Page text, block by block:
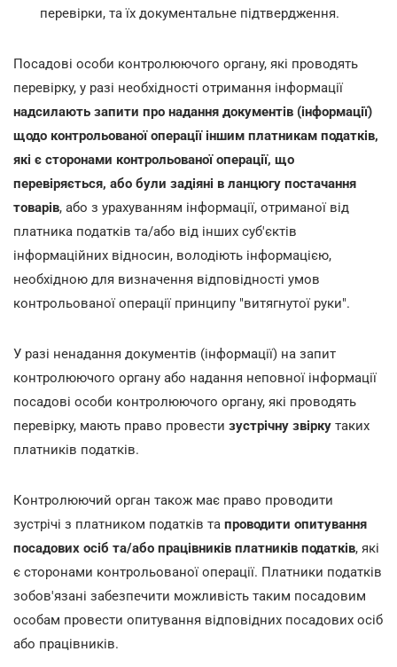
перевірки, та їх документальне підтвердження.
Посадові особи контролюючого органу, які проводять
перевірку, у разі необхідності отримання інформації
надсилають запити про надання документів (інформації)
щодо контрольованої операції іншим платникам податків,
які є сторонами контрольованої операції, що
перевіряється, або були задіяні в ланцюгу постачання
товарів, або з урахуванням інформації, отриманої від
платника податків та/або від інших суб'єктів
інформаційних відносин, володіють інформацією,
необхідною для визначення відповідності умов
контрольованої операції принципу "витягнутої руки".
У разі ненадання документів (інформації) на запит
контролюючого органу або надання неповної інформації
посадові особи контролюючого органу, які проводять
перевірку, мають право провести зустрічну звірку таких
платників податків.
Контролюючий орган також має право проводити
зустрічі з платником податків та проводити опитування
посадових осіб та/або працівників платників податків, які
є сторонами контрольованої операції. Платники податків
зобов'язані забезпечити можливість таким посадовим
особам провести опитування відповідних посадових осіб
або працівників.